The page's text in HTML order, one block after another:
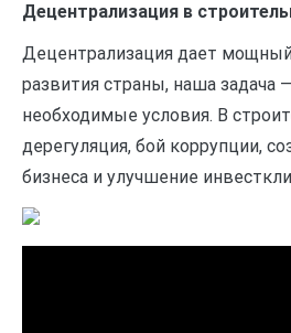
Децентрализация в
Децентрализация дает
развития страны, наша задача
необходимые условия. В
дерегуляция, бой коррупции,
бизнеса и улучшение